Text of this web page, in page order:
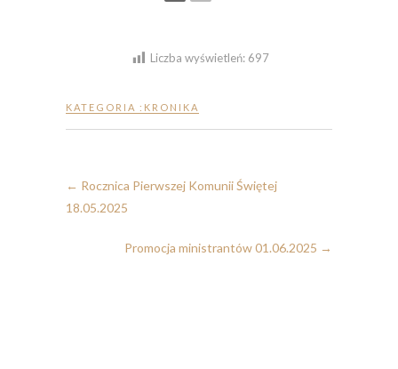
Liczba wyświetleń: 697
KATEGORIA : KRONIKA
← Rocznica Pierwszej Komunii Świętej
18.05.2025
Promocja ministrantów 01.06.2025 →